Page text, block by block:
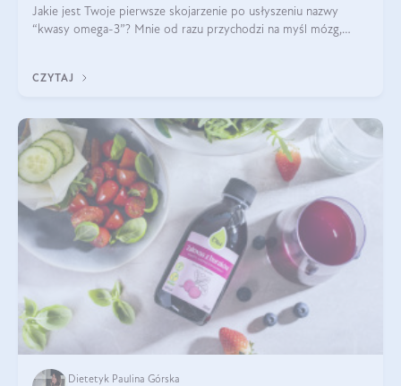
Jakie jest Twoje pierwsze skojarzenie po usłyszeniu nazwy
“kwasy omega-3”? Mnie od razu przychodzi na myśl mózg,
EPA.
CZYTAJ
Dietetyk Paulina Górska